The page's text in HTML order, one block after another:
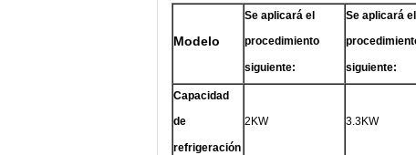
Modelo
Se aplicará el
procedimiento
siguiente:
Se aplicará el
siguiente:
Capacidad
de
refrigeración
2KW 3.3KW